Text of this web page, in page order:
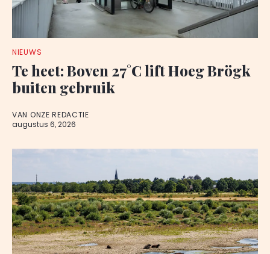
NIEUWS
Te heet: Boven 27°C lift Hoeg Brögk
buiten gebruik
VAN ONZE REDACTIE
augustus 6, 2026